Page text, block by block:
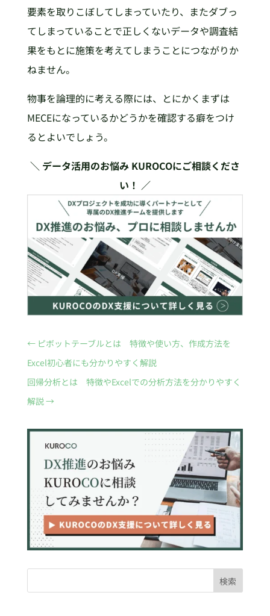
要素を取りこぼしてしまっていたり、またダブっ
てしまっていることで正しくないデータや調査結
果をもとに施策を考えてしまうことにつながりか
ねません。
物事を論理的に考える際には、とにかくまずは
MECEになっているかどうかを確認する癖をつけ
るとよいでしょう。
＼ データ活用のお悩み KUROCOにご相談くださ
い！ ／
← ピボットテーブルとは 特徴や使い方、作成方法を
Excel初心者にも分かりやすく解説
回帰分析とは 特徴やExcelでの分析方法を分かりやすく
解説→
検索